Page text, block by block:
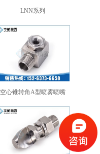
LNN系列
空心锥转角A型喷雾喷嘴